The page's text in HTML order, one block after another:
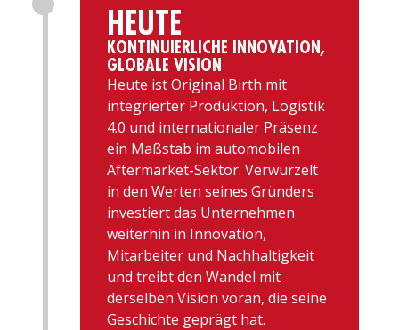
HEUTE
KONTINUIERLICHE INNOVATION,
GLOBALE VISION
Heute ist Original Birth mit
integrierter Produktion, Logistik
4.0 und internationaler Präsenz
ein Maßstab im automobilen
Aftermarket-Sektor. Verwurzelt
in den Werten seines Gründers
investiert das Unternehmen
weiterhin in Innovation,
Mitarbeiter und Nachhaltigkeit
und treibt den Wandel mit
derselben Vision voran, die seine
Geschichte geprägt hat.